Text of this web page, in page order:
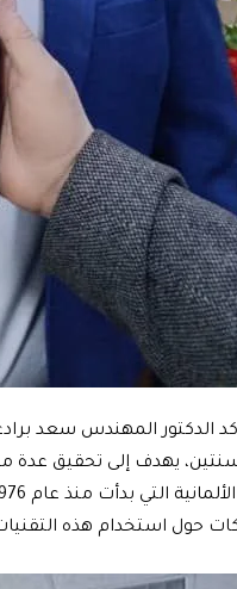
يهدف إلى تحقيق عدة
حول استخدام هذه